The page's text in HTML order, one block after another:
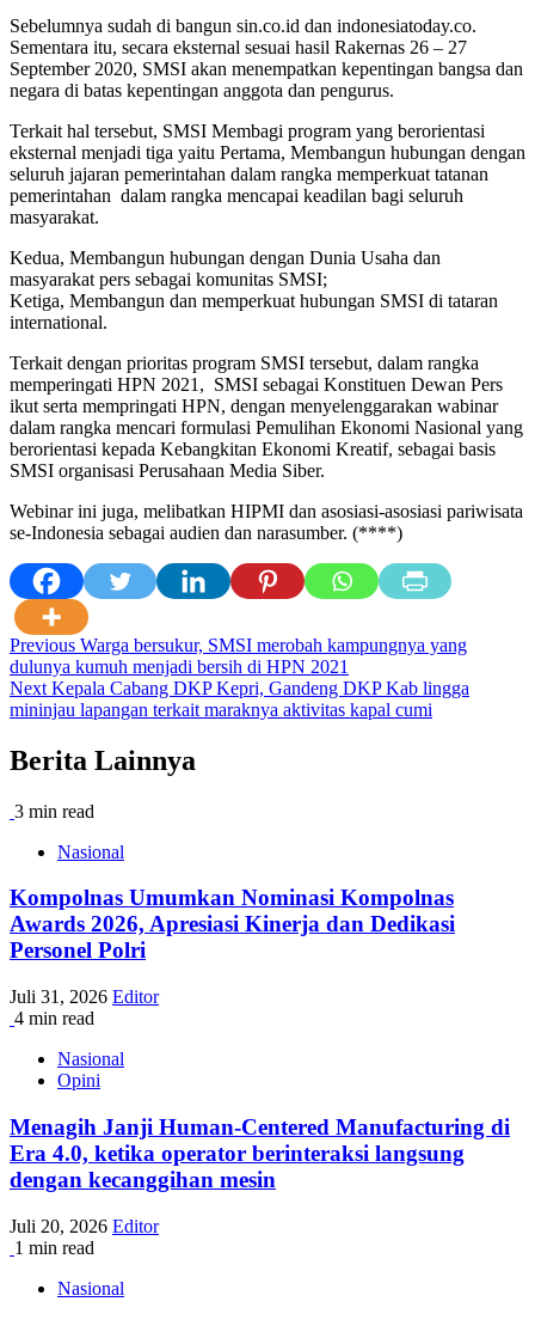
Sebelumnya sudah di bangun sin.co.id dan indonesiatoday.co.
Sementara itu, secara eksternal sesuai hasil Rakernas 26 – 27
September 2020, SMSI akan menempatkan kepentingan bangsa dan
negara di batas kepentingan anggota dan pengurus.
Terkait hal tersebut, SMSI Membagi program yang berorientasi
eksternal menjadi tiga yaitu Pertama, Membangun hubungan dengan
seluruh jajaran pemerintahan dalam rangka memperkuat tatanan
pemerintahan dalam rangka mencapai keadilan bagi seluruh
masyarakat.
Kedua, Membangun hubungan dengan Dunia Usaha dan
masyarakat pers sebagai komunitas SMSI;
Ketiga, Membangun dan memperkuat hubungan SMSI di tataran
international.
Terkait dengan prioritas program SMSI tersebut, dalam rangka
memperingati HPN 2021, SMSI sebagai Konstituen Dewan Pers
ikut serta mempringati HPN, dengan menyelenggarakan wabinar
dalam rangka mencari formulasi Pemulihan Ekonomi Nasional yang
berorientasi kepada Kebangkitan Ekonomi Kreatif, sebagai basis
SMSI organisasi Perusahaan Media Siber.
Webinar ini juga, melibatkan HIPMI dan asosiasi-asosiasi pariwisata
se-Indonesia sebagai audien dan narasumber. (****)
Post
navigation
Previous Warga bersukur, SMSI merobah kampungnya yang
dulunya kumuh menjadi bersih di HPN 2021
Next Kepala Cabang DKP Kepri, Gandeng DKP Kab lingga
mininjau lapangan terkait maraknya aktivitas kapal cumi
Berita Lainnya
3 min read
Nasional
Kompolnas Umumkan Nominasi Kompolnas
Awards 2026, Apresiasi Kinerja dan Dedikasi
Personel Polri
Juli 31, 2026 Editor
4 min read
Nasional
Opini
Menagih Janji Human-Centered Manufacturing di
Era 4.0, ketika operator berinteraksi langsung
dengan kecanggihan mesin
Juli 20, 2026 Editor
1 min read
Nasional